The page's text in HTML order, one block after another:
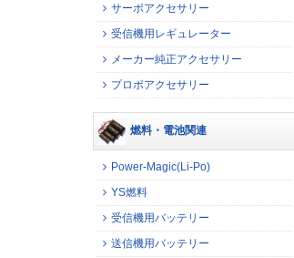
サーボアクセサリー
受信機用レギュレーター
メーカー純正アクセサリー
プロポアクセサリー
燃料・電池関連
Power-Magic(Li-Po)
YS燃料
受信機用バッテリー
送信機用バッテリー